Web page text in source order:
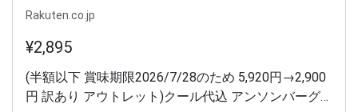
Rakuten.co.jp
¥2,895
(半額以下 賞味期限2026/7/28のため 5,920円→2,900
円 訳あり アウトレット)クール代込 アンソンバーグ